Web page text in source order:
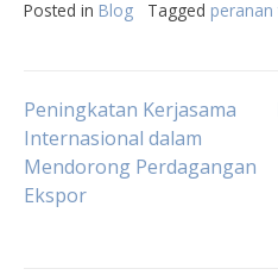
Posted in Blog Tagged
Post
navigation
Peningkatan Kerjasama
Internasional dalam
Mendorong Perdagangan
Ekspor